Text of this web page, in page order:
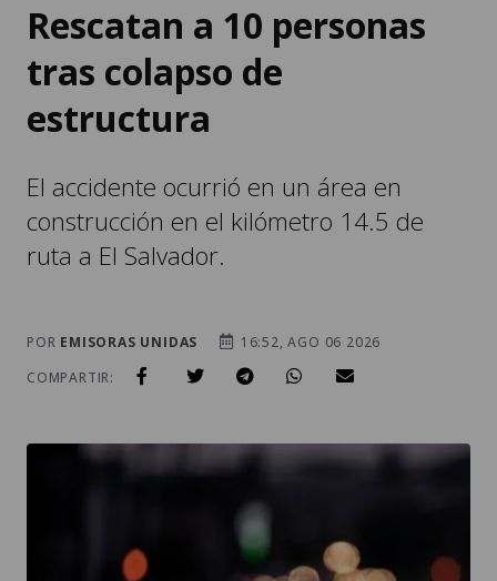
Rescatan a 10 personas
tras colapso de
estructura
El accidente ocurrió en un área en
construcción en el kilómetro 14.5 de
ruta a El Salvador.
POR EMISORAS UNIDAS
16:52, AGO 06 2026
COMPARTIR: